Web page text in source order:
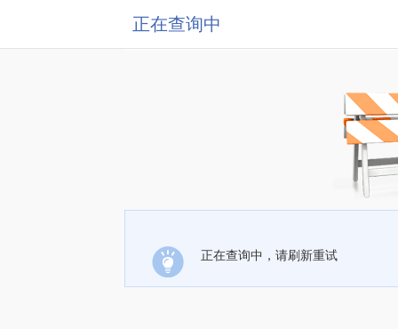
正在查询中
正在查询中，请刷新重试